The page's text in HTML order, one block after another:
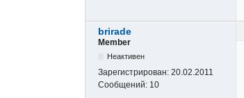
brirade
Member
Неактивен
Зарегистрирован: 20.02.2011
Сообщений: 10